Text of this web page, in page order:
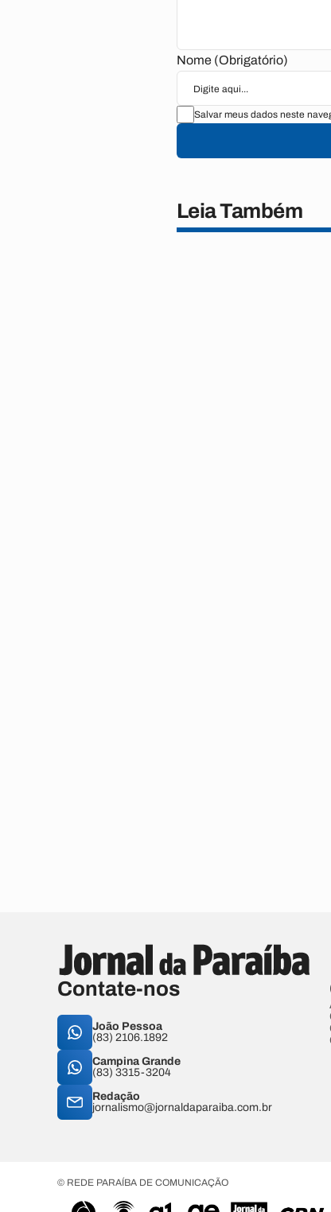
Nome (Obrigatório)
Salvar meus dados neste
Leia Também
Contate-nos
João Pessoa
(83) 2106.1892
Campina Grande
(83) 3315-3204
Redação
jornalismo@jornaldaparaiba.com.br
© REDE PARAÍBA DE COMUNICAÇÃO